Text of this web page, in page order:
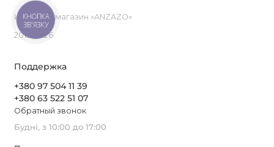
Интернет-магазин «ANZAZO»
2019-2026
Поддержка
+380 97 504 11 39
+380 63 522 51 07
Обратный звонок
Будні, з 10:00 до 17:00
КНОПКА
ЗВ'ЯЗКУ